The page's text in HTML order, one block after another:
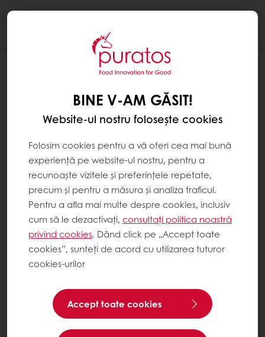
BINE V-AM GĂSIT!
Website-ul nostru folosește cookies
Folosim cookies pentru a vă oferi cea mai bună
experiență pe website-ul nostru, pentru a
recunoaște vizitele și preferințele repetate,
precum și pentru a măsura și analiza traficul.
Pentru a afla mai multe despre cookies, inclusiv
cum să le dezactivați, consultați politica noastră
privind cookies. Dând click pe „Accept toate
cookies”, sunteți de acord cu utilizarea tuturor
cookies-urilor
Accept toate cookies